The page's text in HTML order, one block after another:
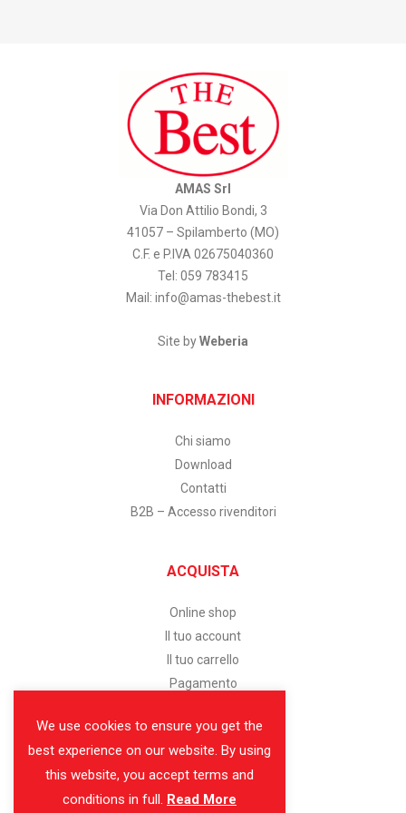
AMAS Srl
Via Don Attilio Bondi, 3
41057 – Spilamberto (MO)
C.F. e P.IVA 02675040360
Tel: 059 783415
Mail: info@amas-thebest.it
Site byWeberia
INFORMAZIONI
Chi siamo
Download
Contatti
B2B – Accesso rivenditori
ACQUISTA
Online shop
Il tuo account
Il tuo carrello
Pagamento
SERVIZIO CLIENTI
Assistenza clienti
Modalità di pagamento
We use cookies to ensure you get the
best experience on our website. By using
this website, you accept terms and
conditions in full. Read More